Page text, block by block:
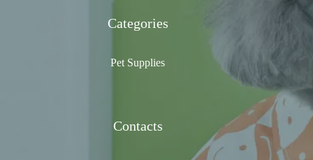
Categories
Pet Supplies
Contacts